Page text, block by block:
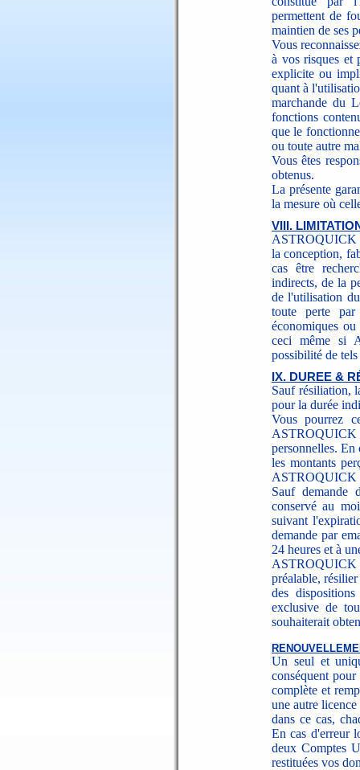
permettent de
maintien de ses
Vous
à vos risques et
explicite ou
quant à
marchande du
fonctions
que le
ou toute autre
Vous êtes
obtenus.
La présente
la mesure où
VIII.
ASTROQUICK
la conception,
cas être
indirects, de la
de l'utilisation
toute perte par
économiques
ceci même si
possibilité de
IX. DUREE &
Sauf résiliation,
pour la durée
Vous pourrez
personnelles. En
les montants
ASTROQUICK
Sauf demande
conservé au
suivant
demande par
24 heures et à
préalable,
des
exclusive de
souhaiterait
Un seul et
conséquent
complète et
une autre
dans ce cas,
En cas d'erreur
deux Comptes
restituées vos